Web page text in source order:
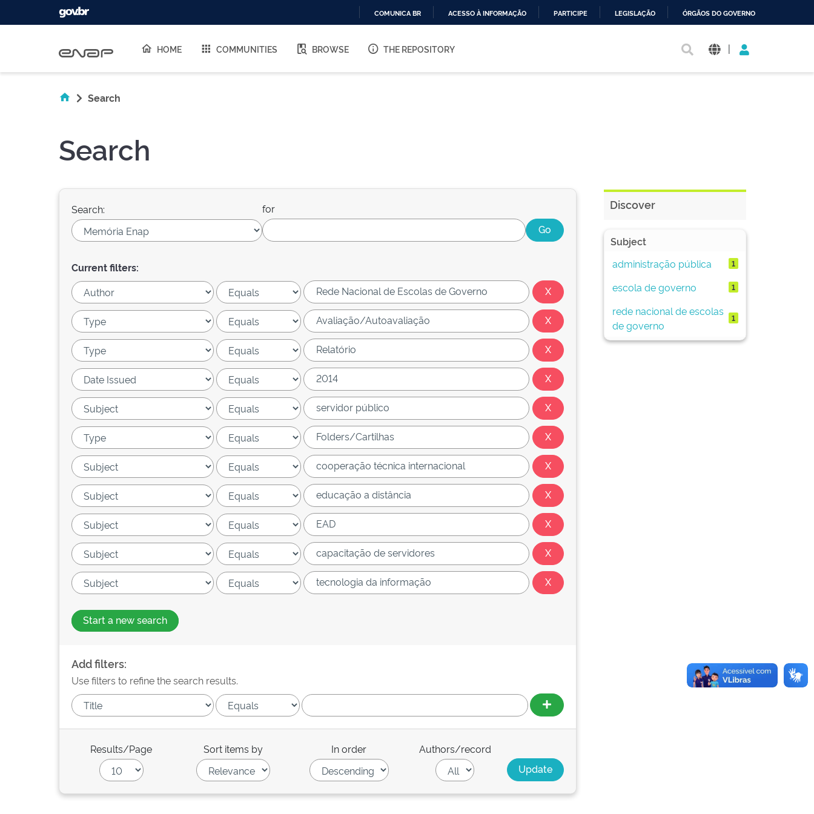
O
COMUNICA BR ACESSO À INFORMAÇÃO PARTICIPE LEGISLAÇÃO ÓRGÃOS DO GOVERNO
HOME COMMUNITIES BROWSE THE REPOSITORY |
Search
Search
Search: for
Current filters:
Start a new search
Add filters:
Use filters to refine the search results.
Results/Page Sort items by In order Authors/record
Discover
Subject
administração pública
1
escola de governo 1
rede nacional de escolas
de governo
1